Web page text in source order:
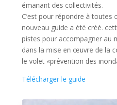
émanant des collectivités.
C’est pour répondre à toutes
nouveau guide a été créé.
pistes pour accompagner au
dans la mise en œuvre de la
le volet «prévention des
Télécharger le guide